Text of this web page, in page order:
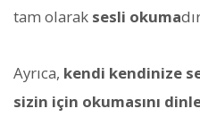
tam olarak sesli okuma
Ayrıca, kendi kendinize
sizin için okumasını